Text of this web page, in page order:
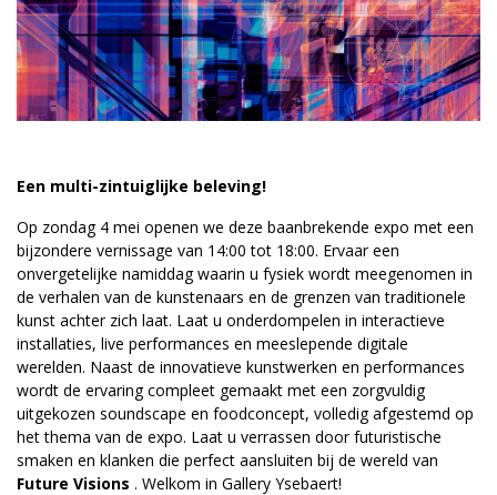
Een multi-zintuiglijke beleving!
Op zondag 4 mei openen we deze baanbrekende expo met een
bijzondere vernissage van 14:00 tot 18:00. Ervaar een
onvergetelijke namiddag waarin u fysiek wordt meegenomen in
de verhalen van de kunstenaars en de grenzen van traditionele
kunst achter zich laat. Laat u onderdompelen in interactieve
installaties, live performances en meeslepende digitale
werelden. Naast de innovatieve kunstwerken en performances
wordt de ervaring compleet gemaakt met een zorgvuldig
uitgekozen soundscape en foodconcept, volledig afgestemd op
het thema van de expo. Laat u verrassen door futuristische
smaken en klanken die perfect aansluiten bij de wereld van
Future Visions . Welkom in Gallery Ysebaert!